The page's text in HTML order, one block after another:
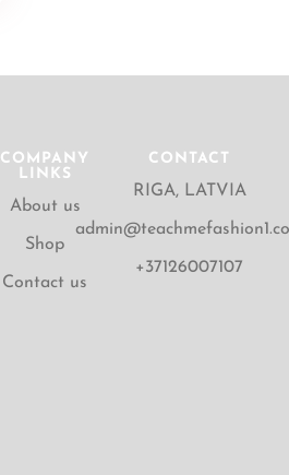
COMPANY
LINKS
About us
Shop
Contact us
CONTACT
RIGA, LATVIA
+37126007107